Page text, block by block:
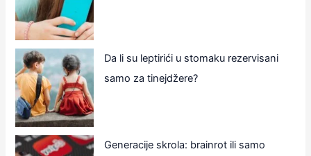
Da li su leptirići u stomaku rezervisani
samo za tinejdžere?
Generacije skrola: brainrot ili samo